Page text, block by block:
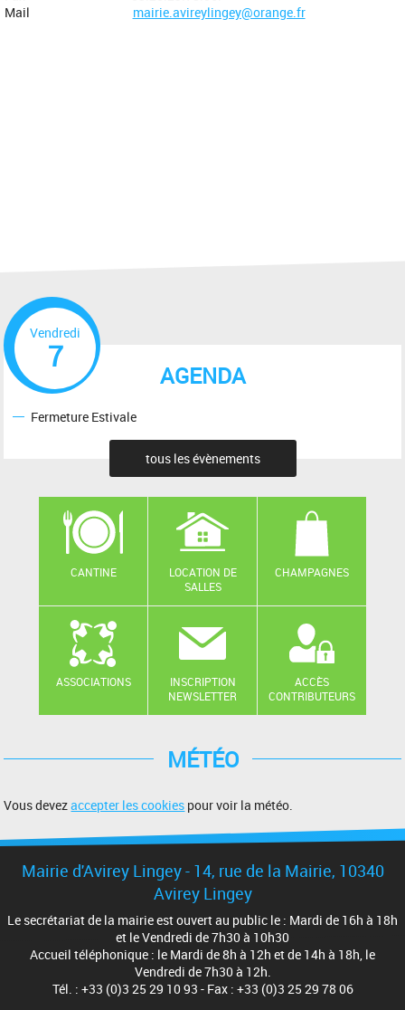
Mail mairie.avireylingey@orange.fr
AGENDA
Vendredi
7
Fermeture Estivale
tous les évènements
CANTINE
LOCATION DE
SALLES
CHAMPAGNES
ASSOCIATIONS
INSCRIPTION
NEWSLETTER
ACCÈS
CONTRIBUTEURS
MÉTÉO
Vous devezaccepter les cookies pour voir la météo.
Mairie d'Avirey Lingey - 14, rue de la Mairie, 10340
Avirey Lingey
Le secrétariat de la mairie est ouvert au public le : Mardi de 16h à 18h
et le Vendredi de 7h30 à 10h30
Accueil téléphonique : le Mardi de 8h à 12h et de 14h à 18h, le
Vendredi de 7h30 à 12h.
Tél. : +33 (0)3 25 29 10 93 - Fax : +33 (0)3 25 29 78 06